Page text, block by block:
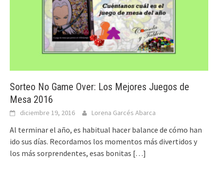
Sorteo No Game Over: Los Mejores Juegos de
Mesa 2016
diciembre 19, 2016 Lorena Garcés Abarca
Al terminar el año, es habitual hacer balance de cómo han
ido sus días. Recordamos los momentos más divertidos y
los más sorprendentes, esas bonitas […]